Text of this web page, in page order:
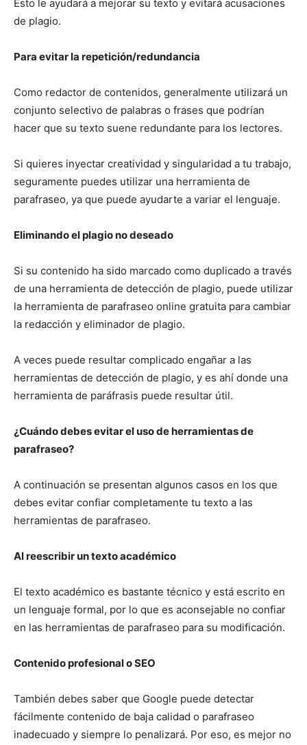
Esto le ayudará a mejorar su texto y evitará acusaciones
de plagio.
Para evitar la repetición/redundancia
Como redactor de contenidos, generalmente utilizará un
conjunto selectivo de palabras o frases que podrían
hacer que su texto suene redundante para los lectores.
Si quieres inyectar creatividad y singularidad a tu trabajo,
seguramente puedes utilizar una herramienta de
parafraseo, ya que puede ayudarte a variar el lenguaje.
Eliminando el plagio no deseado
Si su contenido ha sido marcado como duplicado a través
de una herramienta de detección de plagio, puede utilizar
la herramienta de parafraseo online gratuita para cambiar
la redacción y eliminador de plagio.
A veces puede resultar complicado engañar a las
herramientas de detección de plagio, y es ahí donde una
herramienta de paráfrasis puede resultar útil.
¿Cuándo debes evitar el uso de herramientas de
parafraseo?
A continuación se presentan algunos casos en los que
debes evitar confiar completamente tu texto a las
herramientas de parafraseo.
Al reescribir un texto académico
El texto académico es bastante técnico y está escrito en
un lenguaje formal, por lo que es aconsejable no confiar
en las herramientas de parafraseo para su modificación.
Contenido profesional o SEO
También debes saber que Google puede detectar
fácilmente contenido de baja calidad o parafraseo
inadecuado y siempre lo penalizará. Por eso, es mejor no